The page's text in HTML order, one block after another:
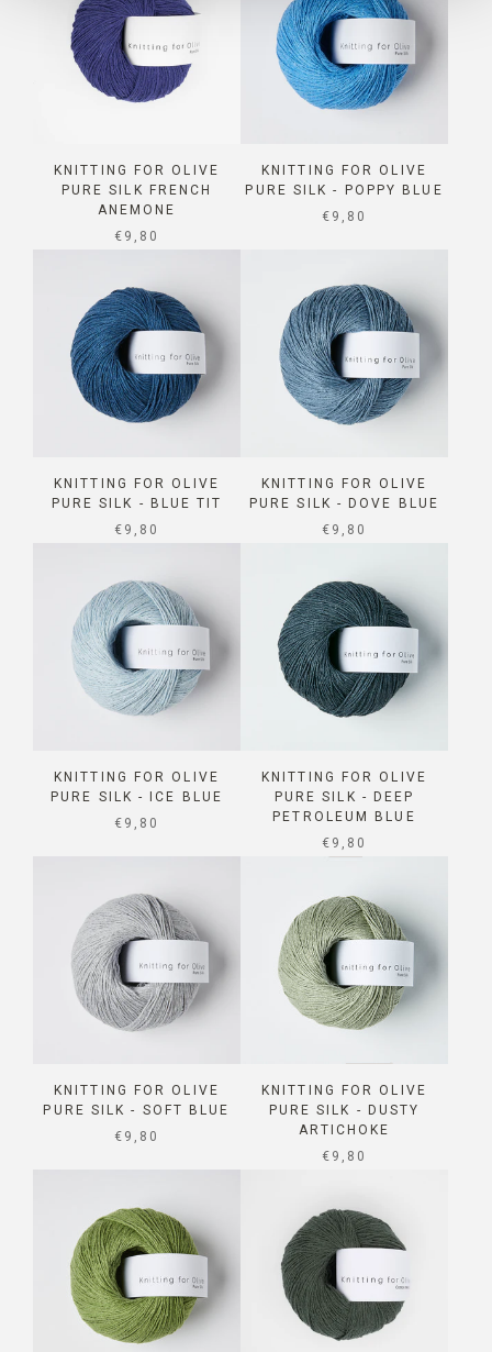
KNITTING FOR OLIVE
PURE SILK FRENCH
ANEMONE
SALE PRICE
€9,80
KNITTING FOR OLIVE
PURE SILK - POPPY BLUE
SALE PRICE
€9,80
KNITTING FOR OLIVE
PURE SILK - BLUE TIT
SALE PRICE
€9,80
KNITTING FOR OLIVE
PURE SILK - DOVE BLUE
SALE PRICE
€9,80
KNITTING FOR OLIVE
PURE SILK - ICE BLUE
SALE PRICE
€9,80
KNITTING FOR OLIVE
PURE SILK - DEEP
PETROLEUM BLUE
SALE PRICE
€9,80
KNITTING FOR OLIVE
PURE SILK - SOFT BLUE
SALE PRICE
€9,80
KNITTING FOR OLIVE
PURE SILK - DUSTY
ARTICHOKE
SALE PRICE
€9,80